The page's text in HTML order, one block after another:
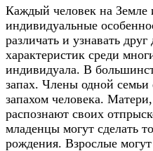
Каждый человек на Земле
индивидуальные
различать и узнавать
характеристик среди
индивидуала. В
запах. Члены одной
запахом человека.
распознают своих
младенцы могут сделать
рождения. Взрослые